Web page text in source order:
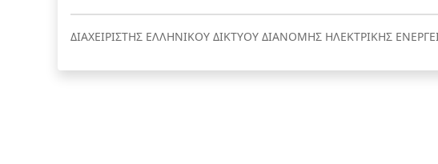
ΔΙΑΧΕΙΡΙΣΤΗΣ ΕΛΛΗΝΙΚΟΥ ΔΙΚΤΥΟΥ ΔΙΑΝΟΜΗΣ ΗΛΕΚΤΡΙΚΗΣ